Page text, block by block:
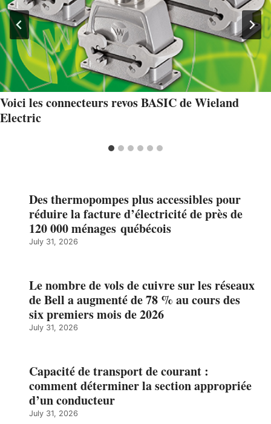
Voici les connecteurs revos BASIC de Wieland
Electric
Des thermopompes plus accessibles pour
réduire la facture d’électricité de près de
120 000 ménages québécois
July 31, 2026
Le nombre de vols de cuivre sur les réseaux
de Bell a augmenté de 78 % au cours des
six premiers mois de 2026
July 31, 2026
Capacité de transport de courant :
comment déterminer la section appropriée
d’un conducteur
July 31, 2026